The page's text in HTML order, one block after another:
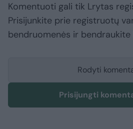
Komentuoti gali tik Lrytas
Prisijunkite prie registruotų
bendruomenės ir
Rodyti
Prisijungti